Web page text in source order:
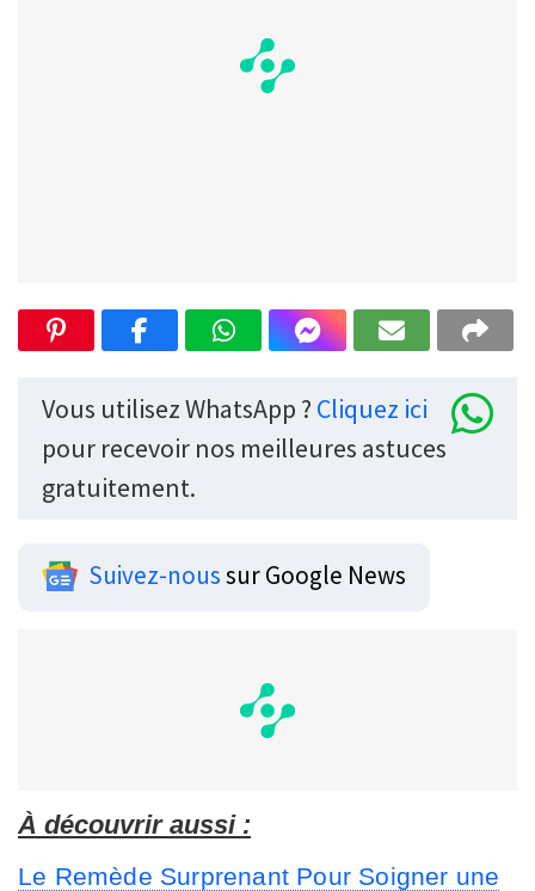
Vous utilisez WhatsApp ? Cliquez ici
pour recevoir nos meilleures astuces
gratuitement.
Suivez-noussur Google News
À découvrir aussi :
Le Remède Surprenant Pour Soigner une